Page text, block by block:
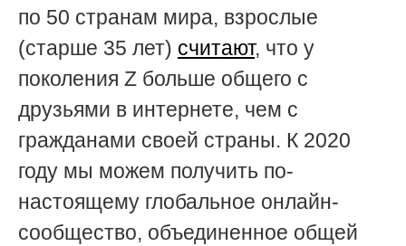
по 50 странам мира, взрослые
(старше 35 лет) считают, что у
поколения Z больше общего с
друзьями в интернете, чем с
гражданами своей страны. К 2020
году мы можем получить по-
настоящему глобальное онлайн-
сообщество, объединенное общей